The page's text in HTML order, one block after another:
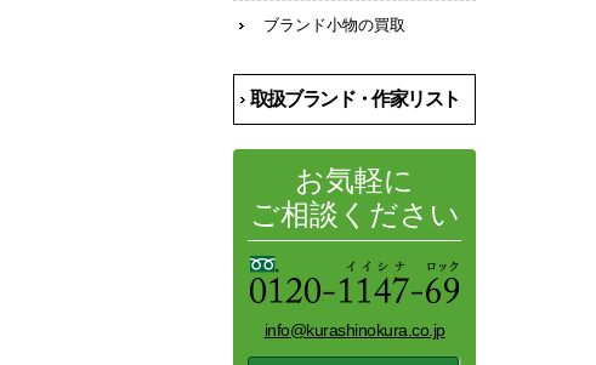
ブランド小物の買取
取扱ブランド・作家リスト
お気軽に
ご相談ください
info@kurashinokura.co.jp